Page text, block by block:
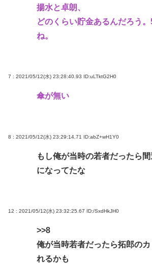
揚水と卓朗、
どのくらい貯金あるんだろう
ね。
7 : 2021/05/12(水) 23:28:40.93 ID:uLTktG2H0
傘が無い
8 : 2021/05/12(水) 23:29:14.71 ID:abZ+wH1Y0
もし俺が当時の若者だったら
になってたな
12 : 2021/05/12(水) 23:32:25.67 ID:/SxdHkJH0
>>8
俺が当時若者だったら拓郎の
れるかも